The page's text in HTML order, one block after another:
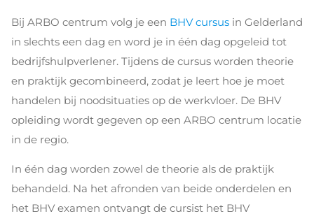
Bij ARBO centrum volg je een BHV cursus in Gelderland
in slechts een dag en word je in één dag opgeleid tot
bedrijfshulpverlener. Tijdens de cursus worden theorie
en praktijk gecombineerd, zodat je leert hoe je moet
handelen bij noodsituaties op de werkvloer. De BHV
opleiding wordt gegeven op een ARBO centrum locatie
in de regio.
In één dag worden zowel de theorie als de praktijk
behandeld. Na het afronden van beide onderdelen en
het BHV examen ontvangt de cursist het BHV